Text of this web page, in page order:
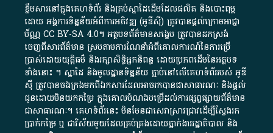
ខ្លឹមសារ​នៅ​ក្នុង​គេហទំព័រ និង​គ្រប់​ស្នា​ដៃ​ដើម​ដែល​ផលិត​ និង​បោះពុម្ព​
ដោយ​ អង្គការ​ទិន្នន័យ​អំពី​ការអភិវឌ្ឍ​​ (អូ​ឌី​ស៊ី)​ ត្រូវ​បាន​ផ្តល់​ក្រោម​អាជ្ញា
ប័ណ្ណ​CC BY-SA 4.0។​ អត្ថបទ​ព័ត៌មាន​សង្ខេប​ ត្រូវ​បាន​ដកស្រង់​
ចេញពី​សារព័ត៌មាន ស្របតាមការ​ណែនាំ​អំពី​គោលការណ៍​នៃ​ការ​ប្រើ
ប្រាស់​ដោយ​យុត្តិធម៌​ និង​រក្សាសិទ្ធិអ្នកនិពន្ធ ដោយ​ប្រភពដើម​នៃ​​អត្ថបទ
ទាំង​នោះ​ ។​ ស្នាដៃ​ និង​មូលដ្ឋាន​ទិន្នន័យ ​ភ្ជាប់​នៅ​លើ​គេហទំព័រ​របស់​ អូ​ឌី​
ស៊ី​ ត្រូវ​បាន​ចងក្រង​មក​ពី​ឯកសារ​ដែល​អាច​រក​បានជា​សាធារណៈ​ និង​ផ្តល់​
ជូន​ដោយ​មិន​យក​កម្រៃ​ ក្នុង​គោលបំណង​បម្រើ​ដល់ការ​ផ្សព្វផ្សាយ​ព័ត៌មាន​
ជា​សាធារណៈ​។​ គេហទំព័រ​នេះ​ មិនមែន​ជា​សេវា​ស្រាវជ្រាវ​ដើម្បី​ស្វែងរក
ប្រាក់​កម្រៃ​ ឬ​ ជា​វិស័យ​មួយ​ដែល​គ្រប់គ្រង​ដោយ​ភ្នាក់ងារ​រដ្ឋាភិបាល​ និង ​